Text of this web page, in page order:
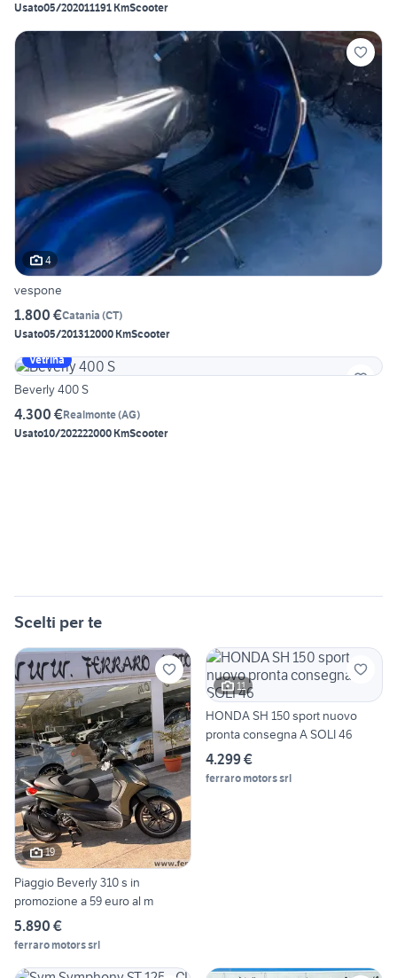
Usato05/202011191 KmScooter
4
vespone
1.800 €Catania (CT)
Usato05/201312000 KmScooter
Vetrina
Beverly 400 S
4.300 €Realmonte(AG)
Usato10/202222000 KmScooter
Scelti per te
19
Piaggio Beverly 310 s in
promozione a 59 euro al m
5.890 €
ferraro motors srl
11
HONDA SH 150 sport nuovo
pronta consegna A SOLI 46
4.299 €
ferraro motors srl